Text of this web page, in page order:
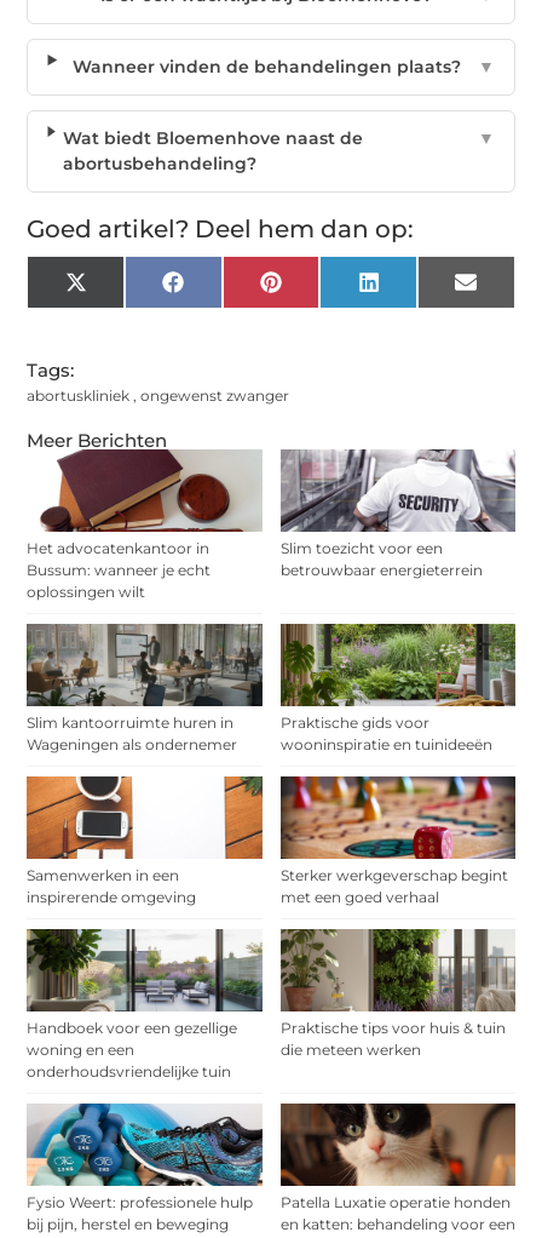
Meer Berichten
Het advocatenkantoor in
Bussum: wanneer je echt
oplossingen wilt
Slim toezicht voor een
betrouwbaar energieterrein
Slim kantoorruimte huren in
Wageningen als ondernemer
Praktische gids voor
wooninspiratie en tuinideeën
Samenwerken in een
inspirerende omgeving
Sterker werkgeverschap begint
met een goed verhaal
Handboek voor een gezellige
woning en een
onderhoudsvriendelijke tuin
Praktische tips voor huis & tuin
die meteen werken
Fysio Weert: professionele hulp
bij pijn, herstel en beweging
Patella Luxatie operatie honden
en katten: behandeling voor een
Wanneer vinden de behandelingen plaats? ▼
Wat biedt Bloemenhove naast de
abortusbehandeling?
▼
Goed artikel? Deel hem dan op:
X
(Twitter)
Facebook Pinterest LinkedIn Email
Tags:
abortuskliniek ,ongewenst zwanger